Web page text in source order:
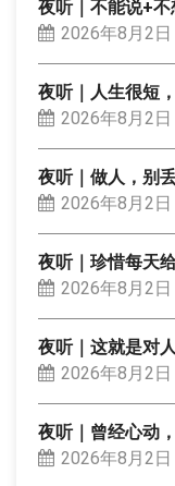
夜听｜不能说+
2026年8月2日
夜听｜人生很短
2026年8月2日
夜听｜做人，别
2026年8月2日
夜听｜珍惜每天
2026年8月2日
夜听｜这就是对
2026年8月2日
夜听｜曾经心动
2026年8月2日